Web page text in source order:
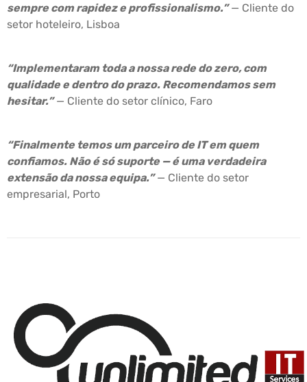
sempre com rapidez e profissionalismo.”— Cliente do
setor hoteleiro, Lisboa
“Implementaram toda a nossa rede do zero, com
qualidade e dentro do prazo. Recomendamos sem
hesitar.”— Cliente do setor clínico, Faro
“Finalmente temos um parceiro de IT em quem
confiamos. Não é só suporte — é uma verdadeira
extensão da nossa equipa.”— Cliente do setor
empresarial, Porto